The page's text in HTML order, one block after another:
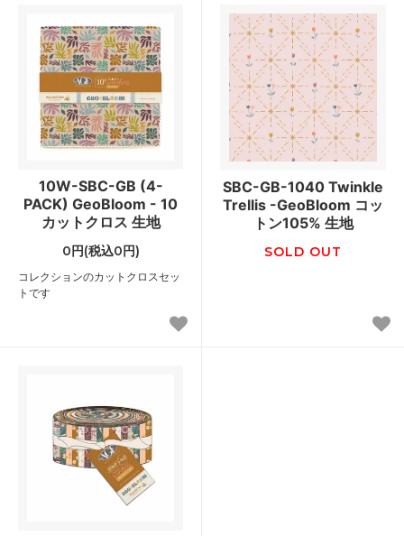
10W-SBC-GB (4-
PACK) GeoBloom - 10
カットクロス 生地
0円(税込0円)
コレクションのカットクロスセッ
トです
SBC-GB-1040 Twinkle
Trellis -GeoBloom コッ
トン105% 生地
SOLD OUT